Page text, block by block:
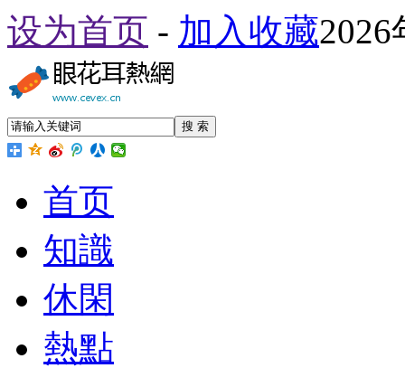
设为首页 - 加入收藏
搜 索
首页
知識
休閑
熱點